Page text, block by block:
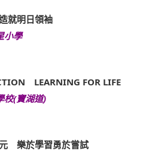
就明日領袖
小學
LEARNING FOR LIFE
校(寶湖道)
樂於學習勇於嘗試